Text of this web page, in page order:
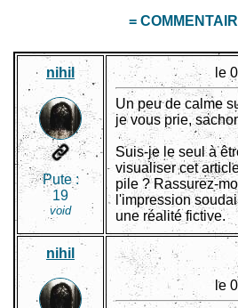
=
nihil
Pute :
19
void
le
Un peu de calme
je vous prie,
Suis-je le seul à
visualiser cet
pile ? Rassurez-
l'impression
une réalité fictive.
nihil
le